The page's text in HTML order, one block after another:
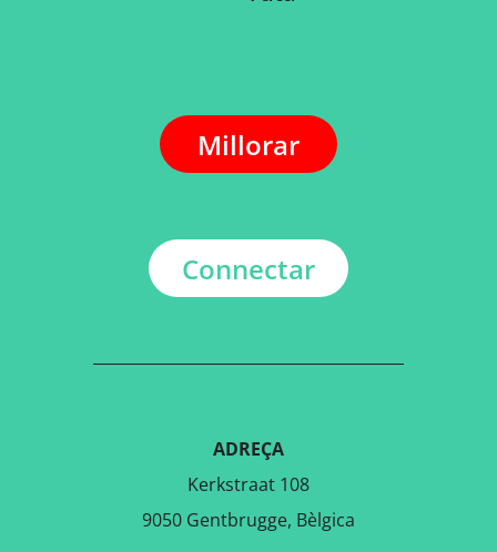
Millorar
Connectar
ADREÇA
Kerkstraat 108
9050 Gentbrugge, Bèlgica